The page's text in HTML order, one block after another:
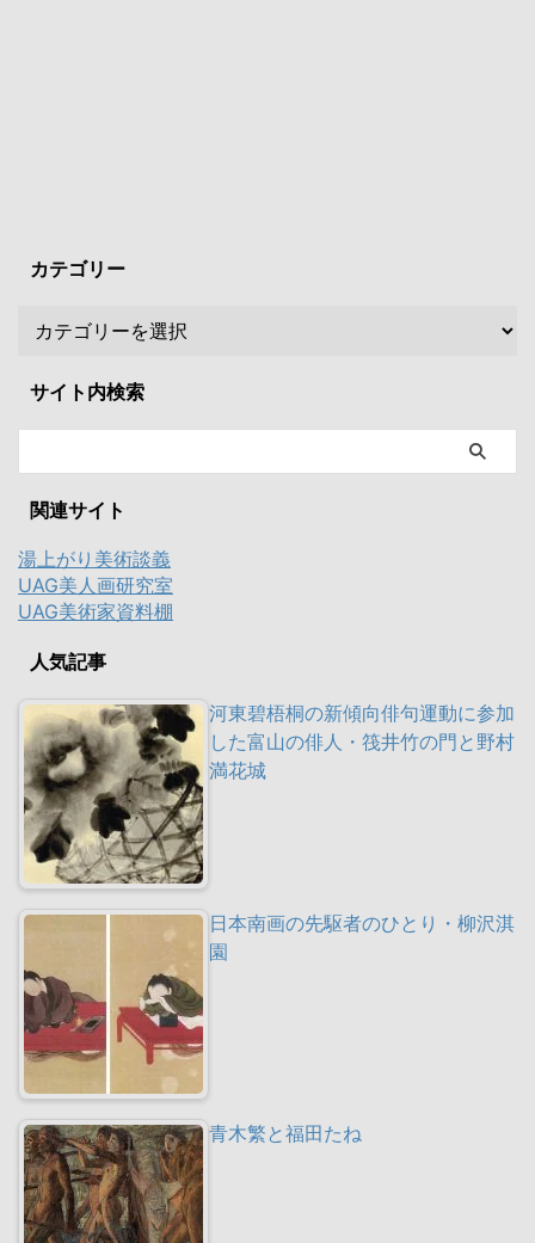
カテゴリー
サイト内検索
関連サイト
湯上がり美術談義
UAG美人画研究室
UAG美術家資料棚
人気記事
河東碧梧桐の新傾向俳句運動に参加
した富山の俳人・筏井竹の門と野村
満花城
日本南画の先駆者のひとり・柳沢淇
園
青木繁と福田たね